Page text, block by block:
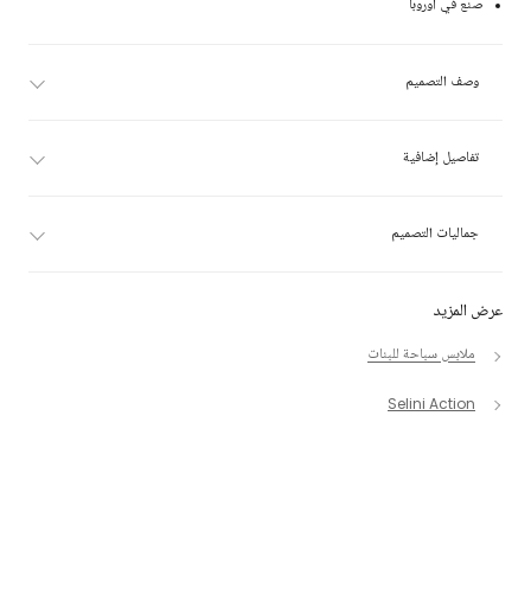
عرض المزيد
ملابس سباحة للبنات
Selini Action
صنع في أوروبا
وصف التصميم
تفاصيل إضافية
جماليات التصميم